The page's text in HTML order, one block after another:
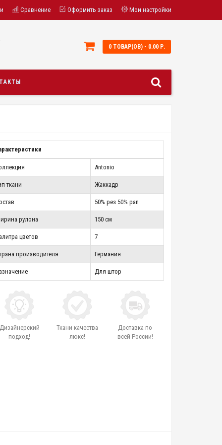
Сравнение Оформить заказ Мои настройки
0 ТОВАР(ОВ) - 0.00 Р.
Antonio
ткани Жаккадр
50% pes 50% pan
рулона 150 см
цветов 7
производителя Германия
Для штор
подход!
Ткани качества
люкс!
Доставка по
всей России!